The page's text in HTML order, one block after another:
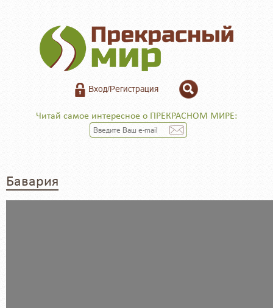
Вход/Регистрация
Читай самое интересное о ПРЕКРАСНОМ МИРЕ:
Бавария